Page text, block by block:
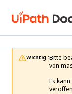
Wichtig :Bitte
von
Es